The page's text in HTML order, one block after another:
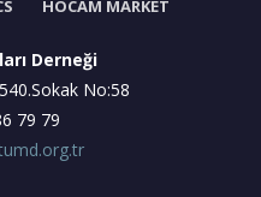
HOCAM MARKET
Derneği
No:58
79 79